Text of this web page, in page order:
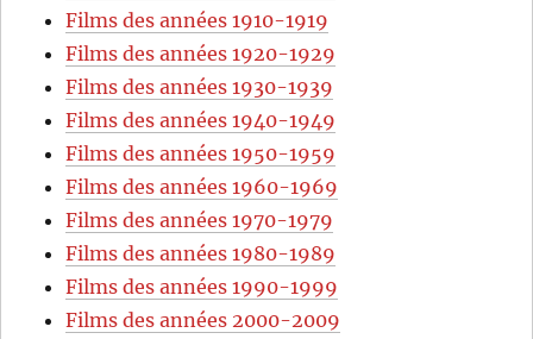
Films des années 1910-1919
Films des années 1920-1929
Films des années 1930-1939
Films des années 1940-1949
Films des années 1950-1959
Films des années 1960-1969
Films des années 1970-1979
Films des années 1980-1989
Films des années 1990-1999
Films des années 2000-2009